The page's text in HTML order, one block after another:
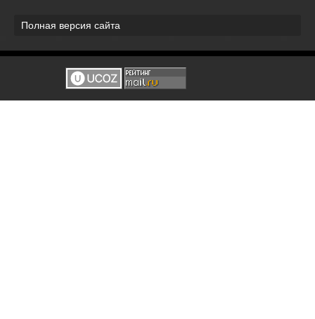
Полная версия сайта